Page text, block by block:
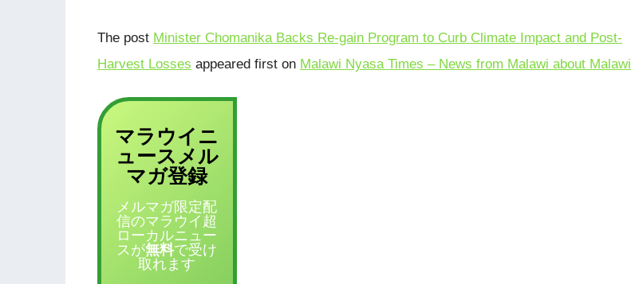
The post Minister Chomanika Backs Re-gain Program to Curb Climate Impact and Post-
Harvest Losses appeared first on Malawi Nyasa Times – News from Malawi about Malawi
マラウイニ
ュース メル
マガ登録
メルマガ限定配
信のマラウイ超
ローカルニュー
スが無料で受け
取れます